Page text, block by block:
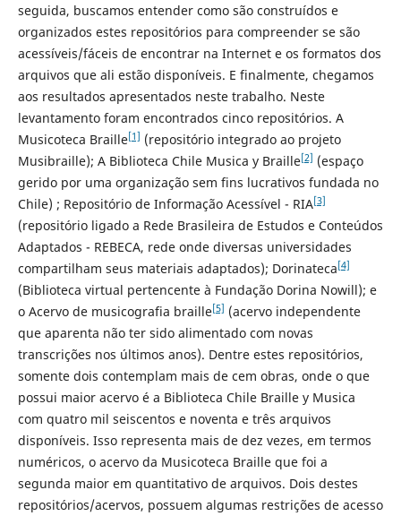
seguida, buscamos entender como são construídos e
organizados estes repositórios para compreender se são
acessíveis/fáceis de encontrar na Internet e os formatos dos
arquivos que ali estão disponíveis. E finalmente, chegamos
aos resultados apresentados neste trabalho. Neste
levantamento foram encontrados cinco repositórios. A
Musicoteca Braille[1] (repositório integrado ao projeto
Musibraille); A Biblioteca Chile Musica y Braille[2] (espaço
gerido por uma organização sem fins lucrativos fundada no
Chile) ; Repositório de Informação Acessível - RIA[3]
(repositório ligado a Rede Brasileira de Estudos e Conteúdos
Adaptados - REBECA, rede onde diversas universidades
compartilham seus materiais adaptados); Dorinateca[4]
(Biblioteca virtual pertencente à Fundação Dorina Nowill); e
o Acervo de musicografia braille[5] (acervo independente
que aparenta não ter sido alimentado com novas
transcrições nos últimos anos). Dentre estes repositórios,
somente dois contemplam mais de cem obras, onde o que
possui maior acervo é a Biblioteca Chile Braille y Musica
com quatro mil seiscentos e noventa e três arquivos
disponíveis. Isso representa mais de dez vezes, em termos
numéricos, o acervo da Musicoteca Braille que foi a
segunda maior em quantitativo de arquivos. Dois destes
repositórios/acervos, possuem algumas restrições de acesso